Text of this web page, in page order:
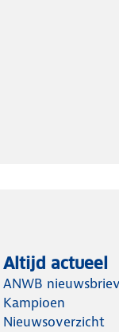
Altijd actueel
ANWB
Kampioen
Nieuwsoverzicht